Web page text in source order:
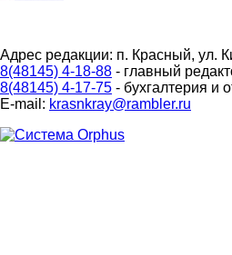
Адрес редакции: п. Красный, ул.
8(48145) 4-18-88 - главный
8(48145) 4-17-75 - бухгалтерия и
E-mail: krasnkray@rambler.ru